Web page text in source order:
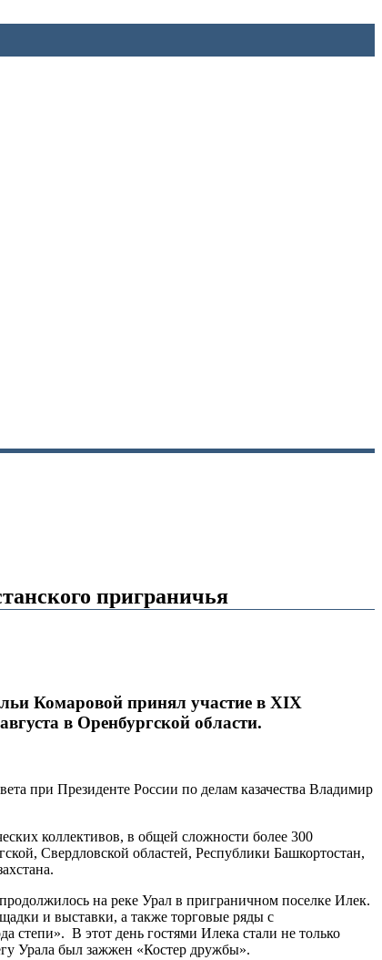
приграничья
Комаровой принял участие в XIX
в Оренбургской области.
при Президенте России по делам казачества Владимир
коллективов, в общей сложности более 300
Свердловской областей, Республики Башкортостан,
на реке Урал в приграничном поселке Илек.
и выставки, а также торговые ряды с
степи». В этот день гостями Илека стали не только
Урала был зажжен «Костер дружбы».